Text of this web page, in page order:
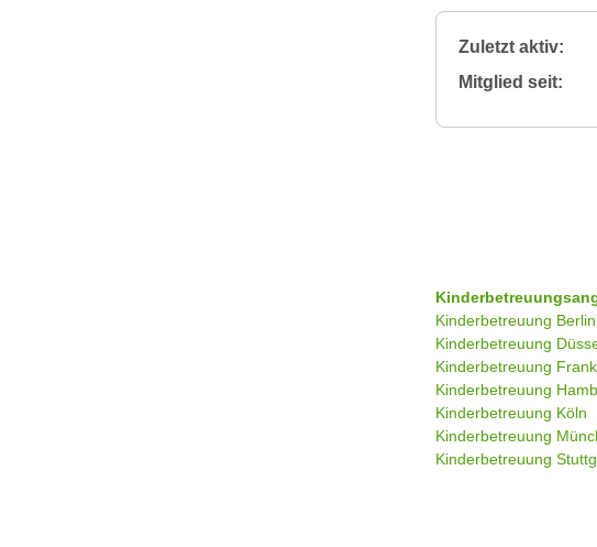
Zuletzt aktiv:
Mitglied seit:
Kinderbetreuung Berlin
Kinderbetreuung
Kinderbetreuung
Kinderbetreuung
Kinderbetreuung Köln
Kinderbetreuung
Kinderbetreuung